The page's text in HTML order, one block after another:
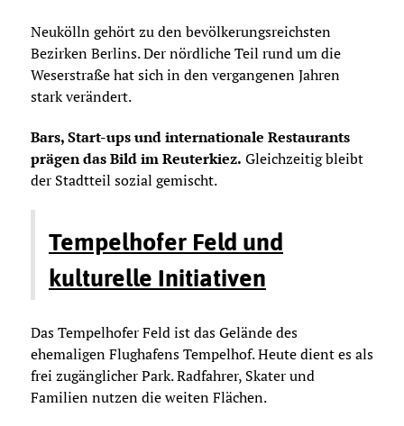
Neukölln gehört zu den bevölkerungsreichsten
Bezirken Berlins. Der nördliche Teil rund um die
Weserstraße hat sich in den vergangenen Jahren
stark verändert.
Bars, Start-ups und internationale Restaurants
prägen das Bild im Reuterkiez. Gleichzeitig bleibt
der Stadtteil sozial gemischt.
Tempelhofer Feld und
kulturelle Initiativen
Das Tempelhofer Feld ist das Gelände des
ehemaligen Flughafens Tempelhof. Heute dient es als
frei zugänglicher Park. Radfahrer, Skater und
Familien nutzen die weiten Flächen.